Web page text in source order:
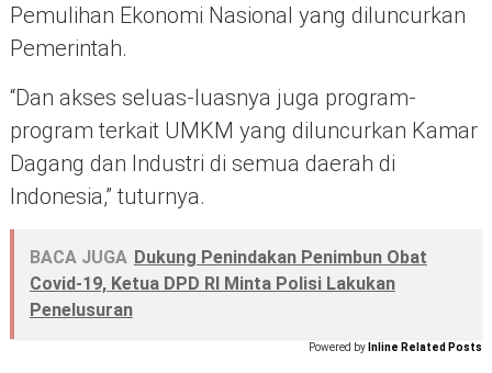
Pemulihan Ekonomi Nasional yang diluncurkan
Pemerintah.
“Dan akses seluas-luasnya juga program-
program terkait UMKM yang diluncurkan Kamar
Dagang dan Industri di semua daerah di
Indonesia,” tuturnya.
BACA JUGA Dukung Penindakan Penimbun Obat
Covid-19, Ketua DPD RI Minta Polisi Lakukan
Penelusuran
Powered by Inline Related Posts